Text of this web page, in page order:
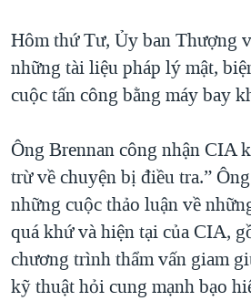
Hôm thứ Tư, Ủy ban Thượng
những tài liệu pháp lý mật,
cuộc tấn công bằng máy bay
Ông Brennan công nhận CIA
trừ về chuyện bị điều tra.”
những cuộc thảo luận về
quá khứ và hiện tại của CIA,
chương trình thẩm vấn giam
kỹ thuật hỏi cung mạnh bạo